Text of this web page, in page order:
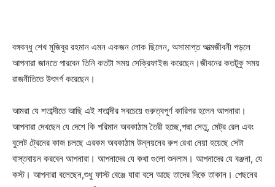
বঙ্গবন্ধু শেখ মুজিবুর রহমান এমন একজন লোক ছিলেন, অসামাপ্ত আত্মজীবনী পড়লে
আপনারা জানতে পারবেন তিনি কতটা সময় সেক্রিফাইজ করেছেন।জীবনের কতটুকু সময়
রাজনীতিতে উৎসর্গ করেছেন।
আমরা যে শতাব্দীতে আছি এই শতাব্দীর সবচেয়ে গুরুত্বপূর্ণ কারিগর হলেন আপনারা।
আপনারা দেখছেন যে দেশে কি পরিমান অবকাঠাম তৈরী হচ্ছে,পদ্মা সেতু, মেট্র রেল এবং
বুলেট ট্রেনের কাজ চলছে এরকম অবকাঠাম উন্নয়নের রুপ রেখা নেয়া হয়েছে সেটা
বাস্তবায়ন করবেন আপনারা। আপনাদের যে কথা গুলো শুনলাম। আপনাদের যে বঞ্জনা, যে
কস্ট। আপনারা বলেছেন,শুধু ফাস্ট বেঞ্জে যারা বসে আছে তাদের দিকে তাকান। পেছনের